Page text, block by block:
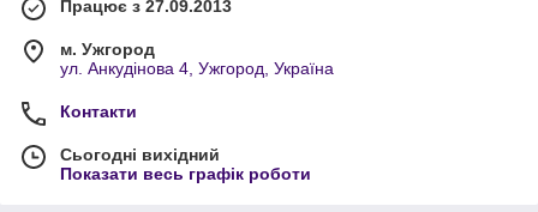
Працює з 27.09.2013
м. Ужгород
ул. Анкудінова 4, Ужгород, Україна
Контакти
Сьогодні вихідний
Показати весь графік роботи